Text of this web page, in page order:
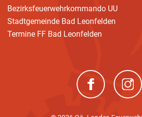
Bezirksfeuerwehrkommando UU
Stadtgemeinde Bad Leonfelden
Termine FF Bad Leonfelden
(neues Fenster)